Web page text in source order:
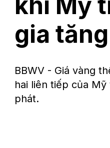
gia
BBWV - Giá vàng
hai liên tiếp của
phát.